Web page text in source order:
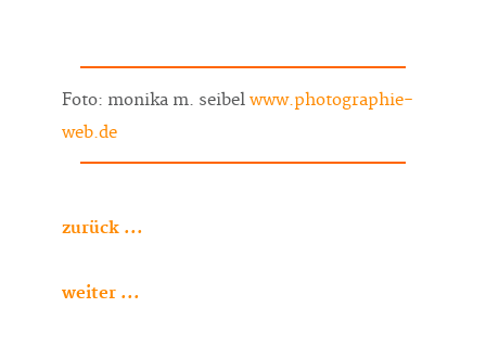
Foto: monika m. seibelwww.photographie-
web.de
zurück ...
weiter ...